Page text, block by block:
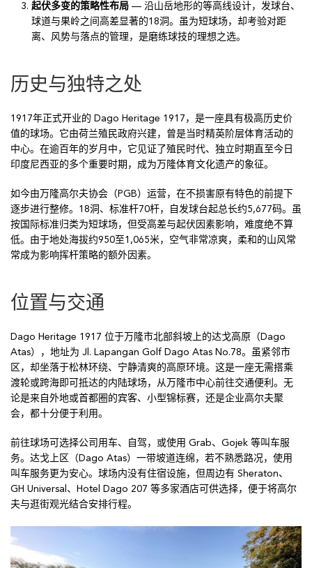
起伏多变的策略性布局 — 沿山岳地形的等高线设计，发球台、
球道与果岭之间高差显著的18洞。虽为短球场，却考验对距
离、风势与落点的管理，是磨练球技的理想之选。
历史与独特之处
1917年正式开业的 Dago Heritage 1917，是一座具有极高历史价
值的球场。它由荷兰殖民政府兴建，曾是当时精英阶层体育活动的
中心。在逾百年的岁月中，它见证了殖民时代、独立时期直至今日
印度尼西亚的多个重要时期，成为万隆体育文化遗产的象征。
如今由万隆高尔夫协会（PGB）运营，在不损害原有特色的前提下
逐步进行整修。18洞、标准杆70杆，自发球台起总长约5,677码。虽
按国际标准归类为短球场，但受高差与起伏因素影响，难度绝不算
低。由于地处海拔约950至1,065米，空气非常凉爽，柔和的山风常
常成为影响挥杆策略的额外因素。
位置与交通
Dago Heritage 1917 位于万隆市北部斜坡上的达戈高原（Dago
Atas），地址为 Jl. Lapangan Golf Dago Atas No.78。虽紧邻市
区，却坐落于松林环绕、宁静清爽的高原环境。这是一座无需搭乘
渡轮或跨海即可抵达的内陆球场，从万隆市中心前往交通便利。无
论是来自外地或首都圈的宾客、小型锦标赛，还是企业高尔夫聚
会，都十分便于利用。
前往球场可选择公司用车、自驾，或使用 Grab、Gojek 等叫车服
务。达戈上区（Dago Atas）一带坡道连绵，若不熟悉路况，使用
叫车服务更为安心。球场内没有住宿设施，但周边有 Sheraton、
GH Universal、Hotel Dago 207 等多家酒店可供选择，便于将高尔
夫与逛街观光结合安排行程。